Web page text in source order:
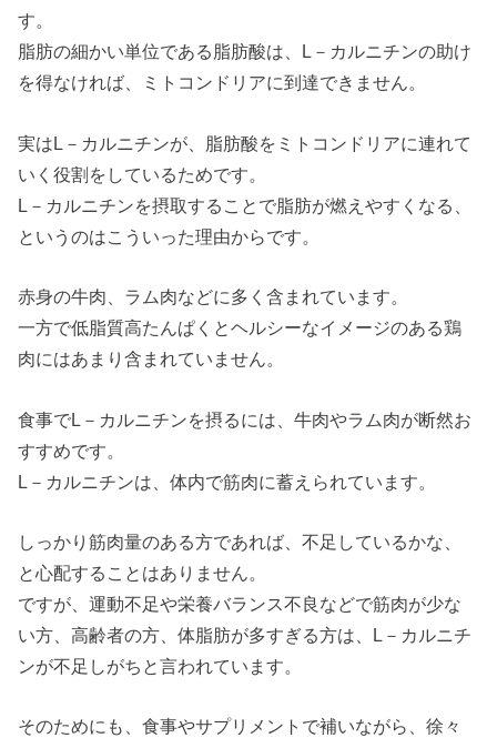
す。
脂肪の細かい単位である脂肪酸は、L－カルニチンの助け
を得なければ、ミトコンドリアに到達できません。
実はL－カルニチンが、脂肪酸をミトコンドリアに連れて
いく役割をしているためです。
L－カルニチンを摂取することで脂肪が燃えやすくなる、
というのはこういった理由からです。
赤身の牛肉、ラム肉などに多く含まれています。
一方で低脂質高たんぱくとヘルシーなイメージのある鶏
肉にはあまり含まれていません。
食事でL－カルニチンを摂るには、牛肉やラム肉が断然お
すすめです。
L－カルニチンは、体内で筋肉に蓄えられています。
しっかり筋肉量のある方であれば、不足しているかな、
と心配することはありません。
ですが、運動不足や栄養バランス不良などで筋肉が少な
い方、高齢者の方、体脂肪が多すぎる方は、L－カルニチ
ンが不足しがちと言われています。
そのためにも、食事やサプリメントで補いながら、徐々